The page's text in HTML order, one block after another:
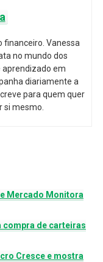
financeiro. Vanessa
no mundo dos
em
diariamente a
para quem quer
si mesmo.
e Mercado Monitora
compra de carteiras
Cresce e mostra